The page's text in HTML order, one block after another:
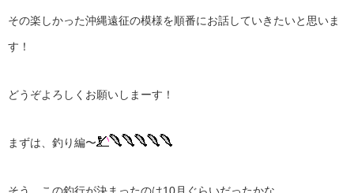
その楽しかった沖縄遠征の模様を順番にお話していきたいと思いま
す！
どうぞよろしくお願いしまーす！
まずは、釣り編〜